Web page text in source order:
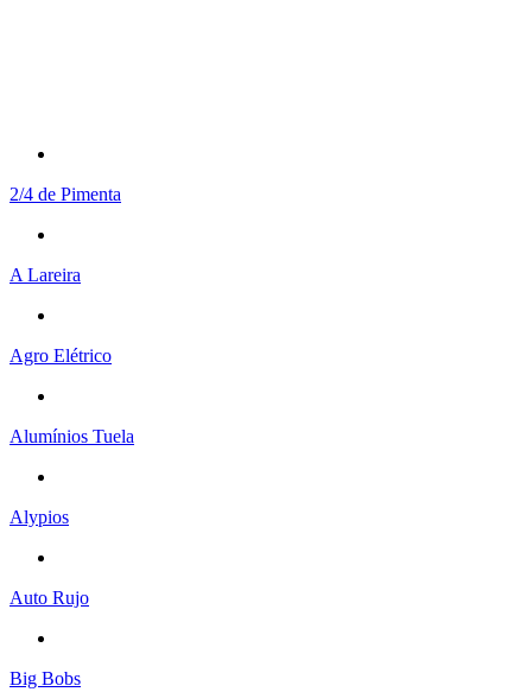
2/4 de Pimenta
A Lareira
Agro Elétrico
Alumínios Tuela
Alypios
Auto Rujo
Big Bobs